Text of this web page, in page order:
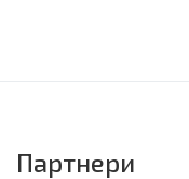
Партнери